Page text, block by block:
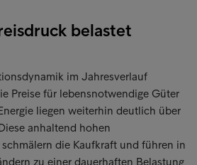
belastet
im Jahresverlauf
Preise für lebensnotwendige Güter
liegen weiterhin deutlich über
anhaltend hohen
die Kaufkraft und führen in
zu einer dauerhaften Belastung